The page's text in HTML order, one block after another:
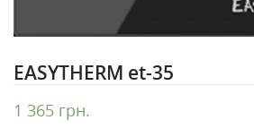
EASYTHERM et-35
1 365 грн.